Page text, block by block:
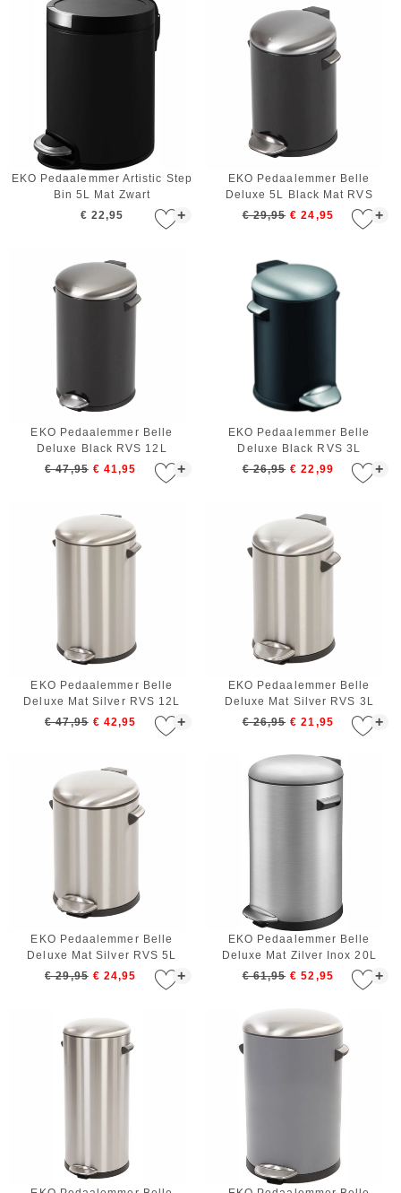
+
EKO Pedaalemmer Artistic Step
Bin 5L Mat Zwart
€ 22,95
+
EKO Pedaalemmer Belle
Deluxe 5L Black Mat RVS
€ 29,95 € 24,95
+
EKO Pedaalemmer Belle
Deluxe Black RVS 12L
€ 47,95 € 41,95 +
EKO Pedaalemmer Belle
Deluxe Black RVS 3L
€ 26,95 € 22,99
+
EKO Pedaalemmer Belle
Deluxe Mat Silver RVS 12L
€ 47,95 € 42,95 +
EKO Pedaalemmer Belle
Deluxe Mat Silver RVS 3L
€ 26,95 € 21,95
+
EKO Pedaalemmer Belle
Deluxe Mat Silver RVS 5L
€ 29,95 € 24,95 +
EKO Pedaalemmer Belle
Deluxe Mat Zilver Inox 20L
€ 61,95 € 52,95